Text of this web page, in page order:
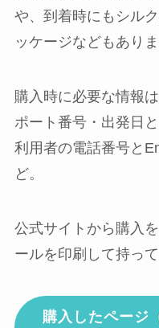
や、到着時にもシル
ッケージなどもありま
購入時に必要な情報
ポート番号・出発日
利用者の電話番号と
ど。
公式サイトから購入
ールを印刷して持って
購入したページ